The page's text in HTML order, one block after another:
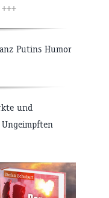
+++
Putins Humor
und